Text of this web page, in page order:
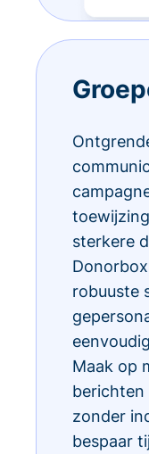
sterkere
robuuste
Maak op
zonder
bespaar